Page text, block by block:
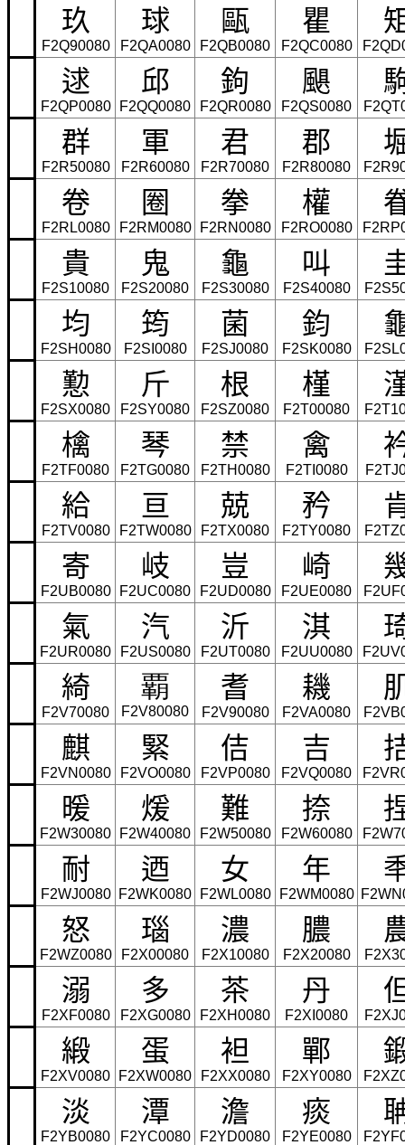
玖
F2Q90080
球
F2QA0080
甌
F2QB0080
瞿
F2QC0080
逑
F2QP0080
邱
F2QQ0080
鉤
F2QR0080
颶
F2QS0080
群
F2R50080
軍
F2R60080
君
F2R70080
郡
F2R80080
卷
F2RL0080
圈
F2RM0080
拳
F2RN0080
權
F2RO0080
貴
F2S10080
鬼
F2S20080
龜
F2S30080
叫
F2S40080
均
F2SH0080
筠
F2SI0080
菌
F2SJ0080
鈞
F2SK0080
懃
F2SX0080
斤
F2SY0080
根
F2SZ0080
槿
F2T00080
檎
F2TF0080
琴
F2TG0080
禁
F2TH0080
禽
F2TI0080
給
F2TV0080
亘
F2TW0080
兢
F2TX0080
矜
F2TY0080
寄
F2UB0080
岐
F2UC0080
豈
F2UD0080
崎
F2UE0080
氣
F2UR0080
汽
F2US0080
沂
F2UT0080
淇
F2UU0080
綺
F2V70080
覇
F2V80080
耆
F2V90080
耭
F2VA0080
麒
F2VN0080
緊
F2VO0080
佶
F2VP0080
吉
F2VQ0080
暖
F2W30080
煖
F2W40080
難
F2W50080
捺
F2W60080
耐
F2WJ0080
迺
F2WK0080
女
F2WL0080
年
F2WM0080
怒
F2WZ0080
瑙
F2X00080
濃
F2X10080
膿
F2X20080
溺
F2XF0080
多
F2XG0080
茶
F2XH0080
丹
F2XI0080
緞
F2XV0080
蛋
F2XW0080
袒
F2XX0080
鄲
F2XY0080
淡
F2YB0080
潭
F2YC0080
澹
F2YD0080
痰
F2YE0080